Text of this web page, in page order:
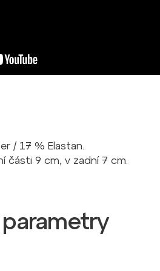
/ 17 % Elastan.
části 9 cm, v zadní 7 cm.